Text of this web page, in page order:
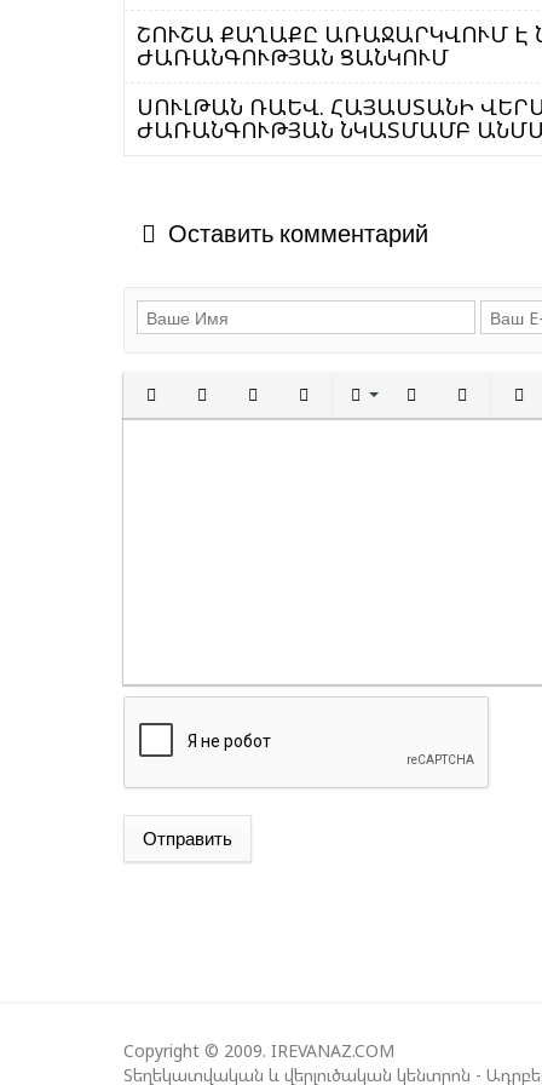
ՇՈՒՇԱ ՔԱՂԱՔԸ ԱՌԱՋԱՐԿՎՈՒՄ Է
ԺԱՌԱՆԳՈՒԹՅԱՆ ՑԱՆԿՈՒՄ
ՍՈՒԼԹԱՆ ՌԱԵՎ. ՀԱՅԱՍՏԱՆԻ
ԺԱՌԱՆԳՈՒԹՅԱՆ ՆԿԱՏՄԱՄԲ
Оставить комментарий
Полужирный
КурсивПодчеркнутый
Зачеркнутый
Отправить
Copyright © 2009. IREVANAZ.COM
Տեղեկատվական և վերլուծական կենտրոն -